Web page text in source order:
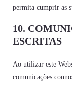
permita cumprir as
10.
ESCRITAS
Ao utilizar este
comunicações